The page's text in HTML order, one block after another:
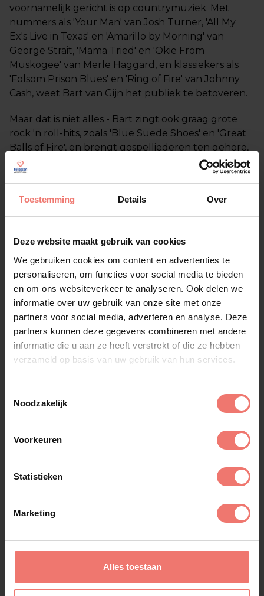
Toestemming Details Over
Deze website maakt gebruik van cookies
We gebruiken cookies om content en advertenties te
personaliseren, om functies voor social media te bieden
en om ons websiteverkeer te analyseren. Ook delen we
informatie over uw gebruik van onze site met onze
partners voor social media, adverteren en analyse. Deze
partners kunnen deze gegevens combineren met andere
informatie die u aan ze heeft verstrekt of die ze hebben
verzameld op basis van uw gebruik van hun services.
Noodzakelijk
Voorkeuren
Statistieken
Marketing
Alles toestaan
voornamelijk gericht is op countrymuziek. Met
nummers als 'Your Man' van Josh Turner, 'All My
Ex's Live in Texas' en 'Amarillo by Morning' van
George Strait, 'Mama Tried' en 'Okie From
Muskogee' van Merle Haggard, en klassiekers als
'Folsom Prison Blues' en 'Ring of Fire' van Johnny
Cash, weet Bart van Gijn het publiek te betoveren.
Maar dat is niet alles - Bart zingt ook graag grote
rock 'n roll-hits, zoals 'Blue Suede Shoes' en 'Great
Balls of Fire', en brengt gospelliederen ten gehore,
waaronder 'Help Me', 'I, John' en 'What a Friend We
Have in Jesus'. Met zo'n divers repertoire kan Bart
en het publiek betoveren met zijn veelzijdigheid.
Holland's Got Talent Finalist
In 2022 zette Bart van Gijn Nederland in vuur en
vlam met zijn deelname aan Holland's Got Talent.
Zijn ongelooflijke talent en charisma maakten hem
een publieksfavoriet en brachten hem helemaal tot
de finale. Zijn optredens waren sensationeel en zijn
stem was werkelijk ongeëvenaard. Als finalist
bewees Bart dat hij een uitzonderlijke artiest is die
elk podium kan domineren.
Wil je jouw evenement naar een hoger niveau
ervaring die ze nooit zullen vergeten? Boek Bart
van Gijn voor een onvergetelijk optreden! Of het
festival of een andere speciale gelegenheid, Bart
onvergetelijk maken. Wacht niet langer en boek
je gasten nog lang zullen herinneren.